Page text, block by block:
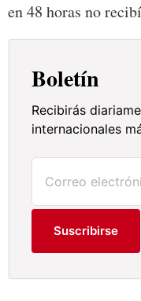
en 48 horas no
Boletín
Recibirás
internacionales
Suscribirse